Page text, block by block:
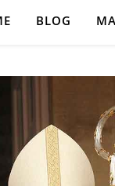
BLOG